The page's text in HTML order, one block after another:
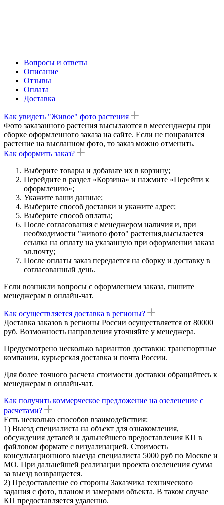
Вопросы и ответы
Описание
Отзывы
Оплата
Доставка
Как увидеть "Живое" фото растения
Фото заказанного растения высылаются в мессенджеры при
сборке оформленного заказа на сайте. Если не понравится
растение на высланном фото, то заказ можно отменить.
Как оформить заказ?
Выберите товары и добавьте их в корзину;
Перейдите в раздел «Корзина» и нажмите «Перейти к
оформлению»;
Укажите ваши данные;
Выберите способ доставки и укажите адрес;
Выберите способ оплаты;
После согласования с менеджером наличия и, при
необходимости "живого фото" растения,высылается
ссылка на оплату на указанную при оформлении заказа
эл.почту;
После оплаты заказ передается на сборку и доставку в
согласованный день.
Если возникли вопросы с оформлением заказа, пишите
менеджерам в онлайн-чат.
Как осуществляется доставка в регионы?
Доставка заказов в регионы России осуществляется от 80000
руб. Возможность направления уточняйте у менеджера.
Предусмотрено несколько вариантов доставки: транспортные
компании, курьерская доставка и почта России.
Для более точного расчета стоимости доставки обращайтесь к
менеджерам в онлайн-чат.
Как получить коммерческое предложение на озеленение с
расчетами?
Есть несколько способов взаимодействия:
1) Выезд специалиста на объект для ознакомления,
обсуждения деталей и дальнейшего предоставления КП в
файловом формате с визуализацией. Стоимость
консультационного выезда специалиста 5000 руб по Москве и
МО. При дальнейшей реализации проекта озеленения сумма
за выезд возвращается.
2) Предоставление со стороны Заказчика технического
задания с фото, планом и замерами объекта. В таком случае
КП предоставляется удаленно.